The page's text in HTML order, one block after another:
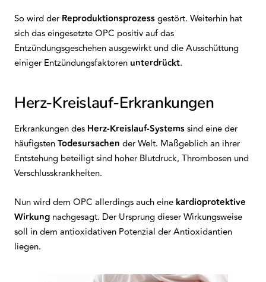
So wird der Reproduktionsprozessgestört. Weiterhin hat
sich das eingesetzte OPC positiv auf das
Entzündungsgeschehen ausgewirkt und die Ausschüttung
einiger Entzündungsfaktoren unterdrückt.
Herz-Kreislauf-Erkrankungen
Erkrankungen des Herz-Kreislauf-Systemssind eine der
häufigstenTodesursachen der Welt. Maßgeblich an ihrer
Entstehung beteiligt sind hoher Blutdruck, Thrombosen und
Verschlusskrankheiten.
Nun wird dem OPC allerdings auch eine kardioprotektive
Wirkung nachgesagt. Der Ursprung dieser Wirkungsweise
soll in dem antioxidativen Potenzial der Antioxidantien
liegen.